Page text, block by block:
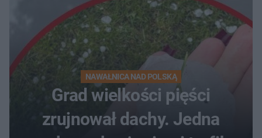
NAWAŁNICA NAD POLSKĄ
Grad wielkości pięści
zrujnował dachy. Jedna